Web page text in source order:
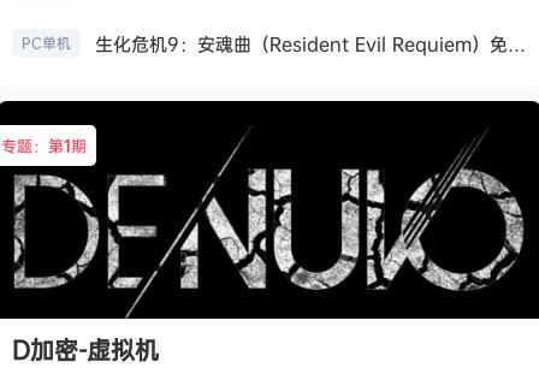
PC单机 生化危机9：安魂曲（Resident Evil Requiem）免安装中文版
专题：第1期
D加密-虚拟机